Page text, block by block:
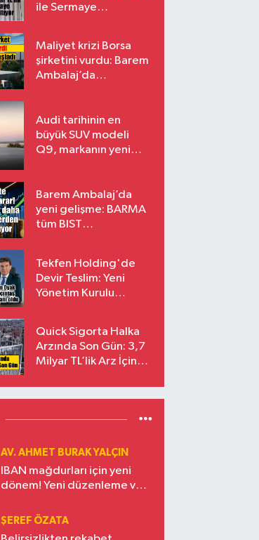
ile Sermaye
Maliyet krizi Borsa
şirketini vurdu: Barem
Ambalaj’da
Audi tarihinin en
büyük SUV modeli
Q9, markanın yeni
Barem Ambalaj’da
yeni gelişme: BARMA
tüm BIST
Tekfen Holding'de
Devir Teslim: Yeni
Yönetim Kurulu
Quick Sigorta Halka
Arzında Son Gün: 3,7
Milyar TL’lik Arz İçin
Eriyor
AV. AHMET BURAK YALÇIN
IBAN mağdurları için yeni
dönem! Yeni düzenleme ve
ŞEREF ÖZATA